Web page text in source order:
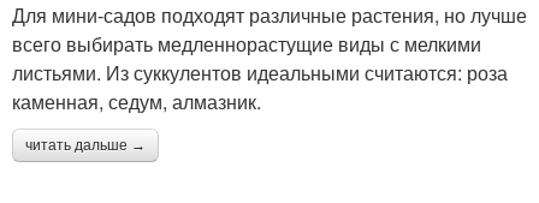
Для мини-садов подходят различные растения, но лучше
всего выбирать медленнорастущие виды с мелкими
листьями. Из суккулентов идеальными считаются: роза
каменная, седум, алмазник.
читать дальше →